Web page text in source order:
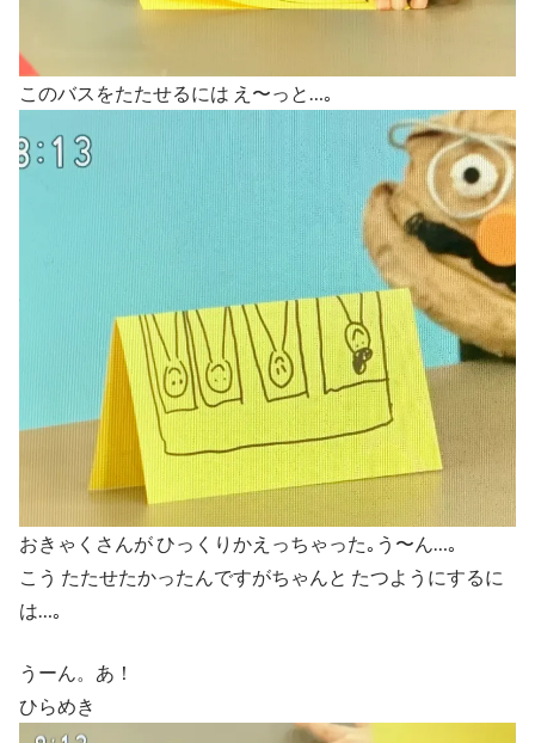
このバスをたたせるには え〜っと…｡
おきゃくさんが ひっくりかえっちゃった｡う〜ん…｡
こう たたせたかったんですがちゃんと たつようにするに
は…｡
うーん。あ！
ひらめき